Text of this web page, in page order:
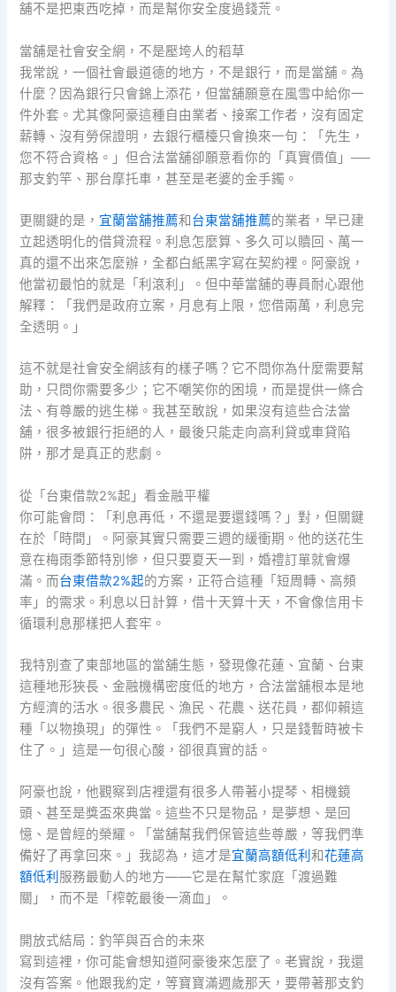
舖不是把東西吃掉，而是幫你安全度過錢荒。
當舖是社會安全網，不是壓垮人的稻草
我常說，一個社會最道德的地方，不是銀行，而是當舖。為
什麼？因為銀行只會錦上添花，但當舖願意在風雪中給你一
件外套。尤其像阿豪這種自由業者、接案工作者，沒有固定
薪轉、沒有勞保證明，去銀行櫃檯只會換來一句：「先生，
您不符合資格。」但合法當舖卻願意看你的「真實價值」──
那支釣竿、那台摩托車，甚至是老婆的金手鐲。
更關鍵的是， 宜蘭當舖推薦和台東當舖推薦的業者，早已建
立起透明化的借貸流程。利息怎麼算、多久可以贖回、萬一
真的還不出來怎麼辦，全都白紙黑字寫在契約裡。阿豪說，
他當初最怕的就是「利滾利」。但中華當舖的專員耐心跟他
解釋：「我們是政府立案，月息有上限，您借兩萬，利息完
全透明。」
這不就是社會安全網該有的樣子嗎？它不問你為什麼需要幫
助，只問你需要多少；它不嘲笑你的困境，而是提供一條合
法、有尊嚴的逃生梯。我甚至敢說，如果沒有這些合法當
舖，很多被銀行拒絕的人，最後只能走向高利貸或車貸陷
阱，那才是真正的悲劇。
從「台東借款2%起」看金融平權
你可能會問：「利息再低，不還是要還錢嗎？」對，但關鍵
在於「時間」。阿豪其實只需要三週的緩衝期。他的送花生
意在梅雨季節特別慘，但只要夏天一到，婚禮訂單就會爆
滿。而台東借款2%起的方案，正符合這種「短周轉、高頻
率」的需求。利息以日計算，借十天算十天，不會像信用卡
循環利息那樣把人套牢。
我特別查了東部地區的當舖生態，發現像花蓮、宜蘭、台東
這種地形狹長、金融機構密度低的地方，合法當舖根本是地
方經濟的活水。很多農民、漁民、花農、送花員，都仰賴這
種「以物換現」的彈性。「我們不是窮人，只是錢暫時被卡
住了。」這是一句很心酸，卻很真實的話。
阿豪也說，他觀察到店裡還有很多人帶著小提琴、相機鏡
頭、甚至是獎盃來典當。這些不只是物品，是夢想、是回
憶、是曾經的榮耀。「當舖幫我們保管這些尊嚴，等我們準
備好了再拿回來。」我認為，這才是宜蘭高額低利和花蓮高
額低利 服務最動人的地方——它是在幫忙家庭「渡過難
關」，而不是「榨乾最後一滴血」。
開放式結局：釣竿與百合的未來
寫到這裡，你可能會想知道阿豪後來怎麼了。老實說，我還
沒有答案。他跟我約定，等寶寶滿週歲那天，要帶著那支釣